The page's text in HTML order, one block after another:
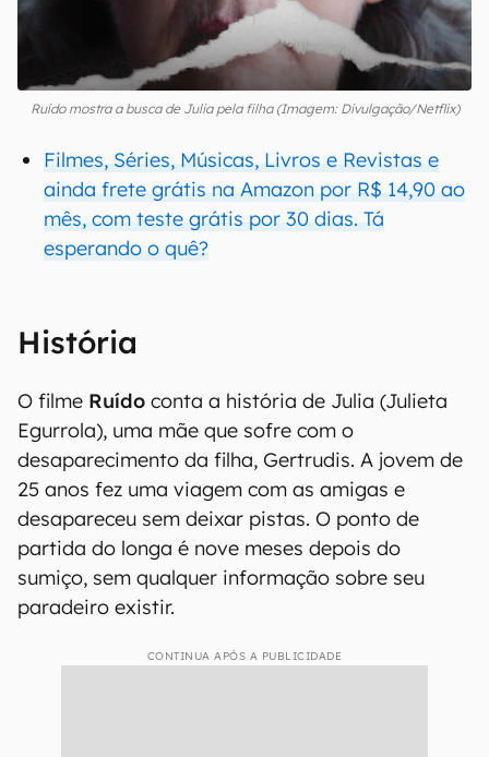
Ruído mostra a busca de Julia pela filha (Imagem: Divulgação/Netflix)
Filmes, Séries, Músicas, Livros e Revistas e
ainda frete grátis na Amazon por R$ 14,90 ao
mês, com teste grátis por 30 dias. Tá
esperando o quê?
História
O filme Ruído conta a história de Julia (Julieta
Egurrola), uma mãe que sofre com o
desaparecimento da filha, Gertrudis. A jovem de
25 anos fez uma viagem com as amigas e
desapareceu sem deixar pistas. O ponto de
partida do longa é nove meses depois do
sumiço, sem qualquer informação sobre seu
paradeiro existir.
CONTINUA APÓS A PUBLICIDADE